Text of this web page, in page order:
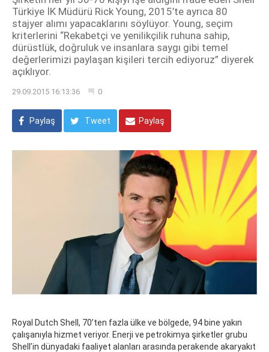
Türkiye İK Müdürü Rick Young, 2015’te ayrıca 80
stajyer alımı yapacaklarını söylüyor. Young, seçim
kriterlerini “Rekabetçi ve yenilikçilik ruhuna sahip,
dürüstlük, doğruluk ve insanlara saygı gibi temel
değerlerimizi paylaşan kişileri tercih ediyoruz” diyerek
açıklıyor.
29.09.2015 16:13:36 0
Paylaş Tweet Paylaş
Royal Dutch Shell, 70’ten fazla ülke ve bölgede, 94 bine yakın
çalışanıyla hizmet veriyor. Enerji ve petrokimya şirketler grubu
Shell’in dünyadaki faaliyet alanları arasında perakende akaryakıt